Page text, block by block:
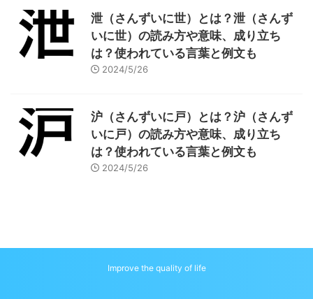
泄（さんずいに世）とは？泄（さんず
いに世）の読み方や意味、成り立ち
は？使われている言葉と例文も
2024/5/26
沪（さんずいに戸）とは？沪（さんず
いに戸）の読み方や意味、成り立ち
は？使われている言葉と例文も
2024/5/26
Improve the quality of life